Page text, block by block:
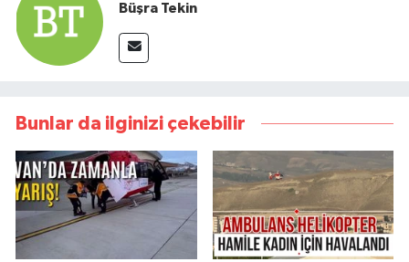
Büşra Tekin
Bunlar da ilginizi çekebilir